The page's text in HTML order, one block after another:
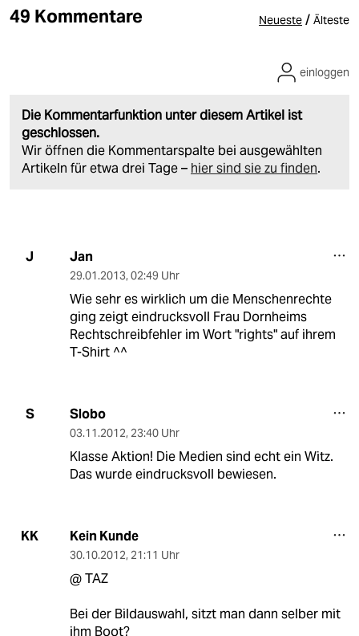
49 Kommentare Neueste / Älteste
Die Kommentarfunktion unter diesem Artikel ist
geschlossen.
Wir öffnen die Kommentarspalte bei ausgewählten
Artikeln für etwa drei Tage – hier sind sie zu finden.
einloggen
J Jan
29.01.2013, 02:49 Uhr
Wie sehr es wirklich um die Menschenrechte
ging zeigt eindrucksvoll Frau Dornheims
Rechtschreibfehler im Wort "rights" auf ihrem
T-Shirt ^^
S Slobo
03.11.2012, 23:40 Uhr
Klasse Aktion! Die Medien sind echt ein Witz.
Das wurde eindrucksvoll bewiesen.
KK Kein Kunde
30.10.2012, 21:11 Uhr
@ TAZ
Bei der Bildauswahl, sitzt man dann selber mit
ihm Boot?